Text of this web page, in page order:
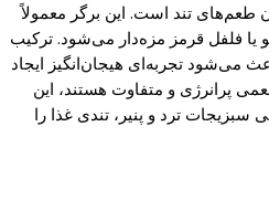
تند است. این برگر معمولاً
یا فلفل قرمز مزه‌دار می‌شود. ترکیب
می‌شود تجربه‌ای هیجان‌انگیز ایجاد
پرانرژی و متفاوت هستند، این
سبزیجات ترد و پنیر ، تندی غذا را